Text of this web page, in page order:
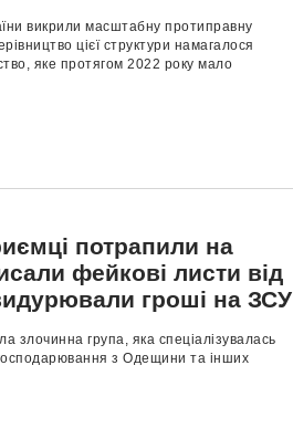
викрили масштабну протиправну
цієї структури намагалося
яке протягом 2022 року мало
потрапили на
фейкові листи від
гроші на ЗСУ
злочинна група, яка спеціалізувалась
з Одещини та інших